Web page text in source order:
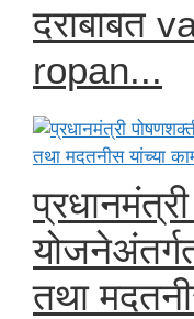
दराबाबत
ropan...
तथा